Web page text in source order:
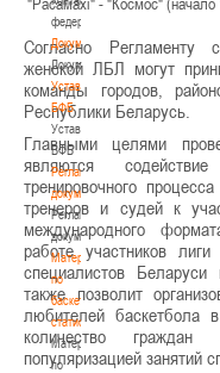
федерации
Документы
Документы
Устав
БФБ
Устав
БФБ
Регламентирующие
документы
Регламентирующие
документы
Материалы
по
баскетбольной
статистике
Материалы
по
Согласно Регламенту
женской ЛБЛ могут
команды городов,
Республики Беларусь.
Главными целями
являются
тренировочного
тренеров и судей к
международного
работе участников
специалистов
также позволит
любителей баскетбола
количество граждан
популяризацией занятий